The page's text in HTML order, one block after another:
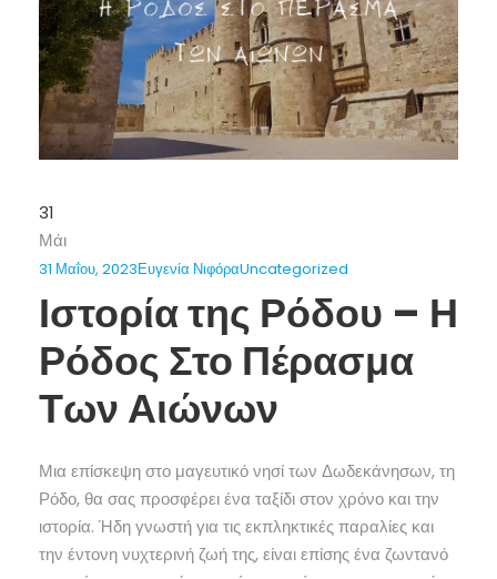
31
Μάι
31 Μαΐου, 2023Ευγενία ΝιφόραUncategorized
Ιστορία της Ρόδου – Η
Ρόδος Στο Πέρασμα
Των Αιώνων
Μια επίσκεψη στο μαγευτικό νησί των Δωδεκάνησων, τη
Ρόδο, θα σας προσφέρει ένα ταξίδι στον χρόνο και την
ιστορία. Ήδη γνωστή για τις εκπληκτικές παραλίες και
την έντονη νυχτερινή ζωή της, είναι επίσης ένα ζωντανό